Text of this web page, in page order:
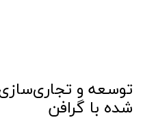
توسعه و
شده با گرافن